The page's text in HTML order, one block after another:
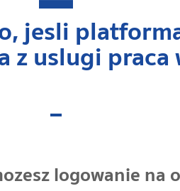
jesli
uslugi praca
logowanie